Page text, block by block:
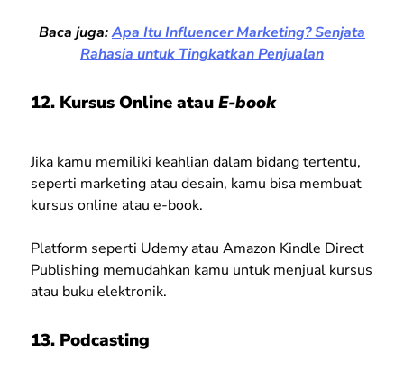
Baca juga:Apa Itu Influencer Marketing? Senjata
Rahasia untuk Tingkatkan Penjualan
12. Kursus Online atauE-book
Jika kamu memiliki keahlian dalam bidang tertentu,
seperti marketing atau desain, kamu bisa membuat
kursus online atau e-book.
Platform seperti Udemy atau Amazon Kindle Direct
Publishing memudahkan kamu untuk menjual kursus
atau buku elektronik.
13. Podcasting